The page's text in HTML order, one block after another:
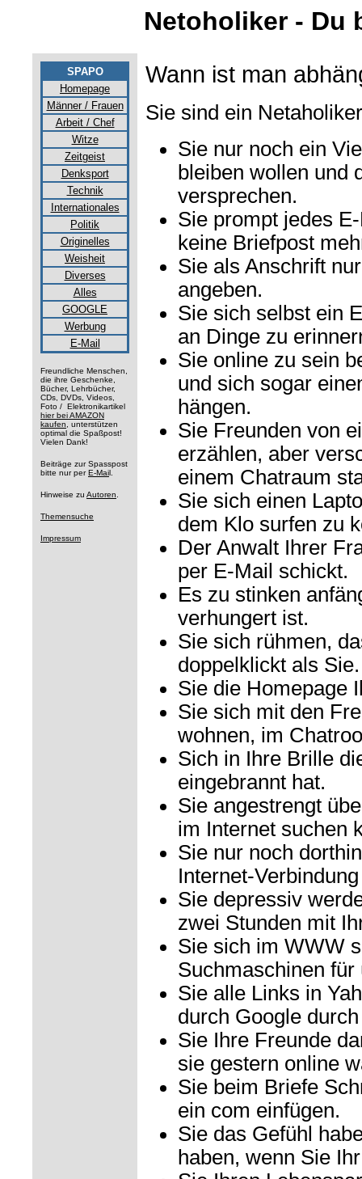
Netoholiker - Du
SPAPO
Homepage
Männer / Frauen
Arbeit / Chef
Witze
Zeitgeist
Denksport
Technik
Internationales
Politik
Originelles
Weisheit
Diverses
Alles
GOOGLE
Werbung
E-Mail
Freundliche Menschen,
die ihre Geschenke,
Bücher, Lehrbücher,
CDs, DVDs, Videos,
Foto / Elektronikartikel
hier bei AMAZON
kaufen, unterstützen
optimal die Spaßpost!
Vielen Dank!
Beiträge zur Spasspost
bitte nur per E-Mai l.
Hinweise zu Autoren.
Themensuche
Impressum
Wann ist man
Sie sind ein
Sie nur noch ein
bleiben wollen und
versprechen.
Sie prompt jedes
keine Briefpost
Sie als Anschrift
angeben.
Sie sich selbst ein
an Dinge zu
Sie online zu sein
und sich sogar
hängen.
Sie Freunden von
erzählen, aber
einem Chatraum
Sie sich einen
dem Klo surfen zu
Der Anwalt Ihrer
per E-Mail schickt.
Es zu stinken
verhungert ist.
Sie sich rühmen,
doppelklickt als Sie.
Sie die Homepage
Sie sich mit den
wohnen, im
Sich in Ihre Brille
eingebrannt hat.
Sie angestrengt
im Internet suchen
Sie nur noch
Internet-
Sie depressiv
zwei Stunden mit
Sie sich im WWW
Suchmaschinen
Sie alle Links in
durch Google
Sie Ihre Freunde
sie gestern online
Sie beim Briefe
ein com einfügen.
Sie das Gefühl
haben, wenn Sie